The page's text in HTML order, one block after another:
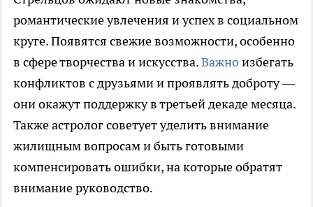
романтические увлечения и успех в социальном
круге. Появятся свежие возможности, особенно
в сфере творчества и искусства.Важноизбегать
конфликтов с друзьями и проявлять доброту —
они окажут поддержку в третьей декаде месяца.
Также астролог советует уделить внимание
жилищным вопросам и быть готовыми
компенсировать ошибки, на которые обратят
внимание руководство.